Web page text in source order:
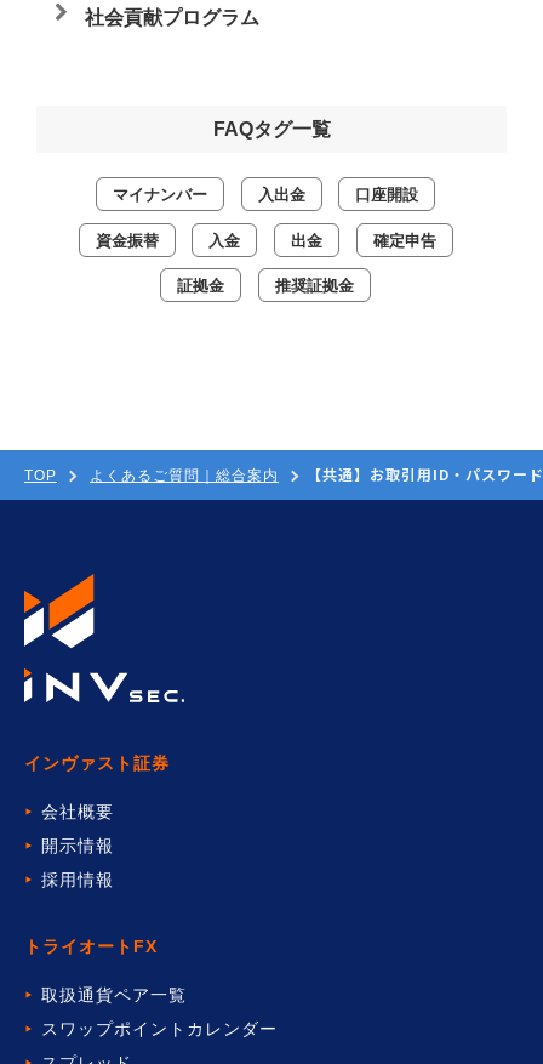
社会貢献プログラム
FAQタグ一覧
マイナンバー 入出金 口座開設
資金振替 入金 出金 確定申告
証拠金 推奨証拠金
TOP よくあるご質問｜総合案内 【共通】お取引用ID・パスワー
インヴァスト証券
会社概要
開示情報
採用情報
トライオートFX
取扱通貨ペア一覧
スワップポイントカレンダー